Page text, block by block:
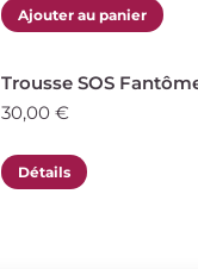
Ajouter au panier
Trousse SOS
30,00 €
Détails